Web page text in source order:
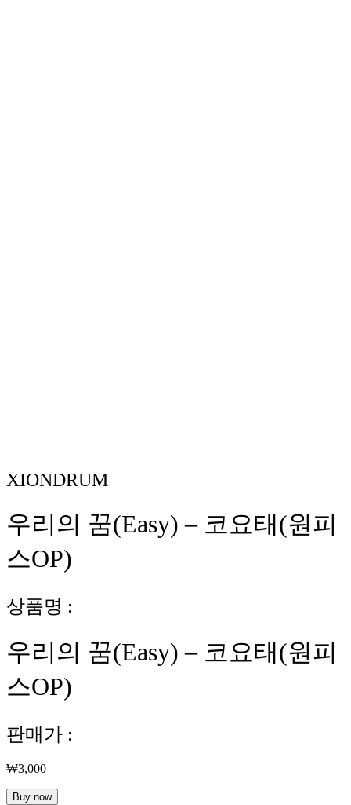
XIONDRUM
우리의 꿈(Easy) – 코요태(원피
스OP)
상품명 :
우리의 꿈(Easy) – 코요태(원피
스OP)
판매가 :
₩3,000
우Buy now